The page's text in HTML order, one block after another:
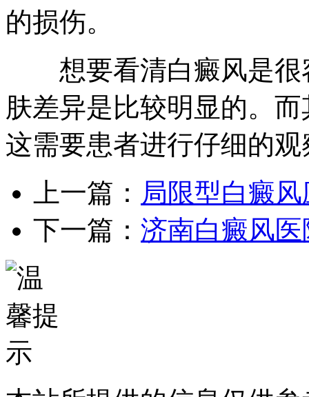
的损伤。
想要看清白癜风是很
肤差异是比较明显的。
这需要患者进行仔细的观
上一篇： 局限型白癜
下一篇： 济南白癜风